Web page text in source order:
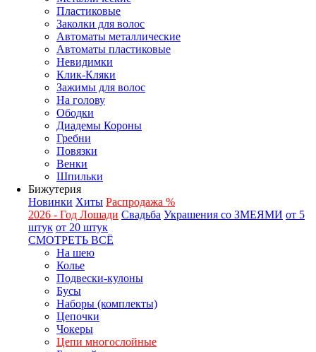
Пластиковые
Заколки для волос
Автоматы металлические
Автоматы пластиковые
Невидимки
Клик-Кляки
Зажимы для волос
На голову
Ободки
Диадемы Короны
Гребни
Повязки
Венки
Шпильки
Бижутерия
Новинки Хиты Распродажа %
2026 - Год Лошади Свадьба Украшения со ЗМЕЯМИ от 5
штук от 20 штук
СМОТРЕТЬ ВСЁ
На шею
Колье
Подвески-кулоны
Бусы
Наборы (комплекты)
Цепочки
Чокеры
Цепи многослойные